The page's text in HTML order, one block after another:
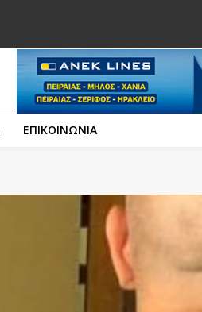
ΕΠΙΚΟΙΝΩΝΙΑ